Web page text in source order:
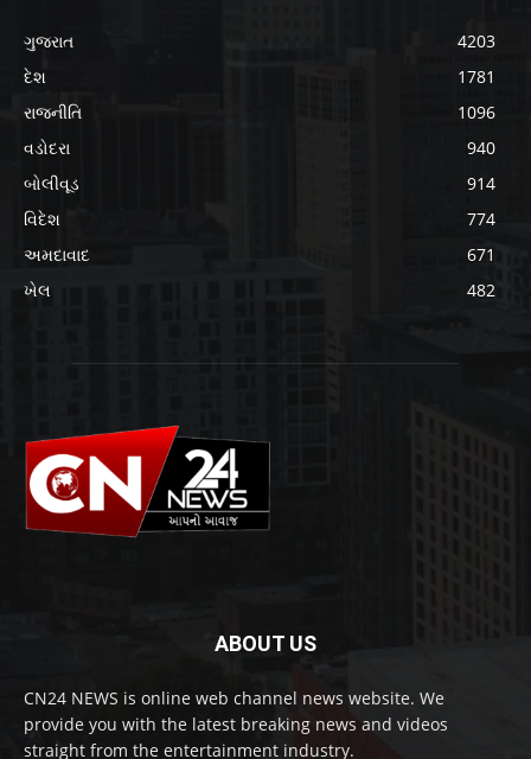
ગુજરાત
4203
દેશ
1781
રાજનીતિ
1096
વડોદરા
940
બોલીવૂડ
914
વિદેશ
774
અમદાવાદ
671
ખેલ
482
ABOUT US
CN24 NEWS is online web channel news website. We
provide you with the latest breaking news and videos
straight from the entertainment industry.